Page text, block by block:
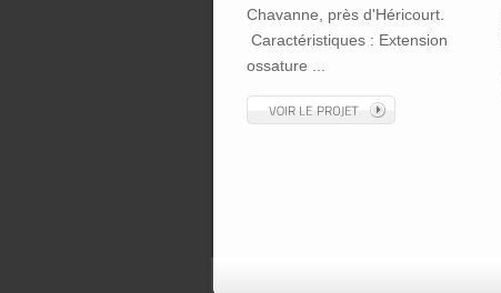
Chavanne, près d'Héricourt.
Caractéristiques : Extension
ossature ...